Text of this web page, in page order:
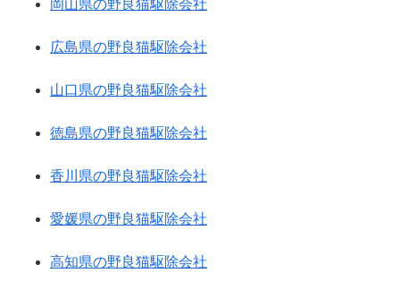
岡山県の野良猫駆除会社
広島県の野良猫駆除会社
山口県の野良猫駆除会社
徳島県の野良猫駆除会社
香川県の野良猫駆除会社
愛媛県の野良猫駆除会社
高知県の野良猫駆除会社